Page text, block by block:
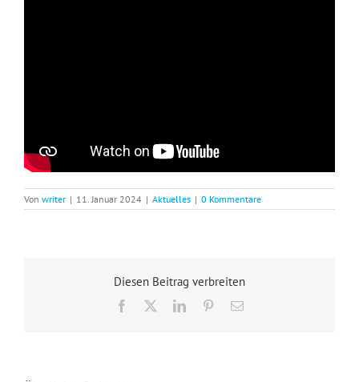
Von writer | 11. Januar 2024 | Aktuelles | 0 Kommentare
Diesen Beitrag verbreiten
Facebook LinkedInPinterest
E-